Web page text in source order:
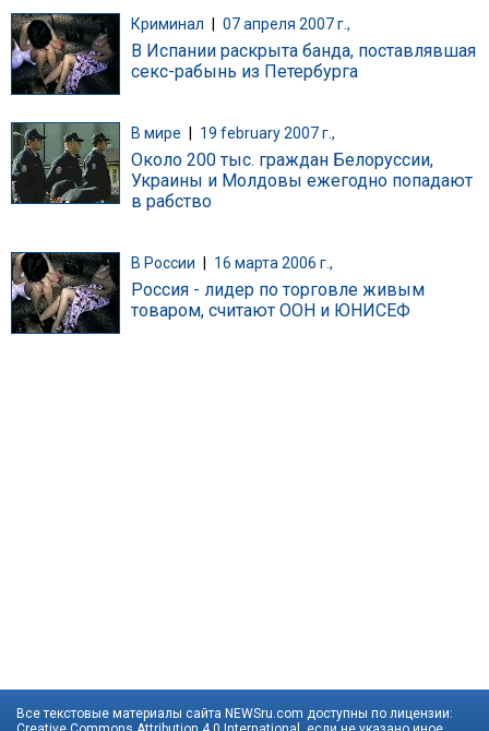
Криминал 07 апреля 2007 г.,
В Испании раскрыта банда, поставлявшая
секс-рабынь из Петербурга
В мире 19 february 2007 г.,
Около 200 тыс. граждан Белоруссии,
Украины и Молдовы ежегодно попадают
в рабство
В России 16 марта 2006 г.,
Россия - лидер по торговле живым
товаром, считают ООН и ЮНИСЕФ
Все текстовые материалы сайта NEWSru.com доступны по лицензии: